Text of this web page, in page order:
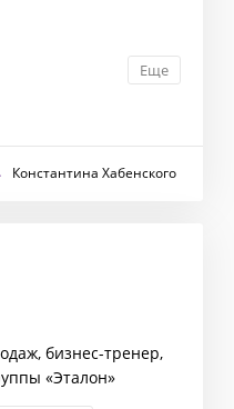
Еще
Константина Хабенского
бизнес-тренер,
«Эталон»